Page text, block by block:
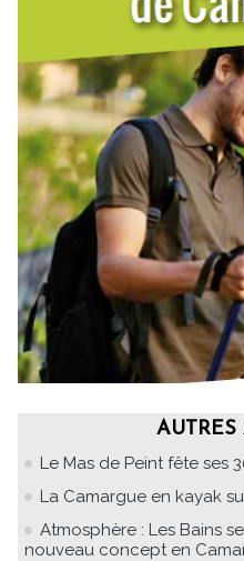
AUTRES
Le Mas de Peint fête ses
La Camargue en kayak
Atmosphère : Les Bains
nouveau concept en